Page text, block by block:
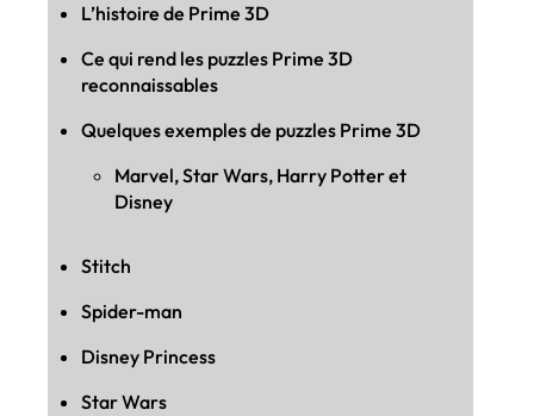
L’histoire de Prime 3D
Ce qui rend les puzzles Prime 3D
reconnaissables
Quelques exemples de puzzles Prime 3D
Marvel, Star Wars, Harry Potter et
Disney
Stitch
Spider-man
Disney Princess
Star Wars